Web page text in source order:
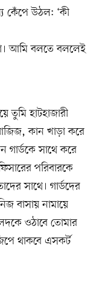
কেঁপে উঠল: ‘কী
আমি বলতে বললেই
তুমি হাটহাজারী
কান খাড়া করে
গার্ডকে সাথে করে
পরিবারকে
সাথে। গার্ডদের
বাসায় নামায়ে
ওঠাবে তোমার
থাকবে এসকর্ট